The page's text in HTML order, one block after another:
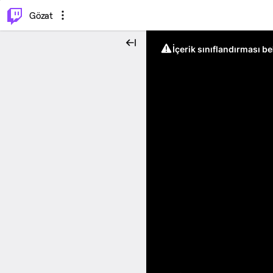
Gözat
İçerik sınıflandırması